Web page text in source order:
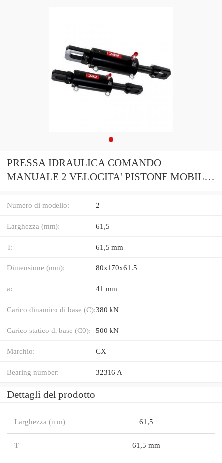
PRESSA IDRAULICA COMANDO
MANUALE 2 VELOCITA' PISTONE MOBILE
Numero di modello: 2
Larghezza (mm): 61,5
T: 61,5 mm
Dimensione (mm): 80x170x61.5
a: 41 mm
Carico dinamico di base (C):380 kN
Carico statico di base (C0): 500 kN
Marchio: CX
Bearing number: 32316 A
Dettagli del prodotto
Larghezza (mm) 61,5
T 61,5 mm